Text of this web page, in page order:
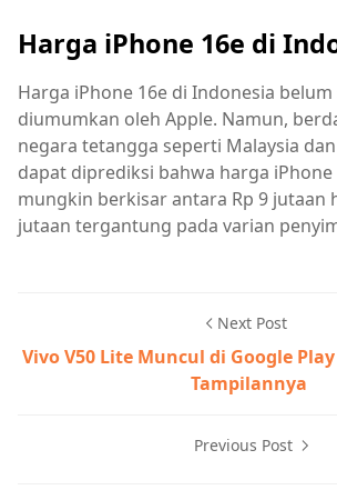
Harga iPhone 16e di
Harga iPhone 16e di Indonesia
diumumkan oleh Apple. Namun,
negara tetangga seperti Malaysia
dapat diprediksi bahwa harga iPhone
mungkin berkisar antara Rp 9 jutaan
jutaan tergantung pada varian
Next Post
Vivo V50 Lite Muncul di Google
Tampilannya
Previous Post